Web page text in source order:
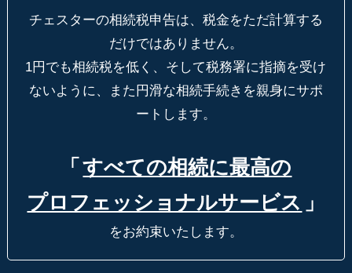
チェスターの相続税申告は、税金をただ計算する
だけではありません。
1円でも相続税を低く、そして税務署に指摘を受け
ないように、
また円滑な相続手続きを親身にサポ
ートします。
「 すべての相続に最高の
プロフェッショナルサービス 」
をお約束いたします。